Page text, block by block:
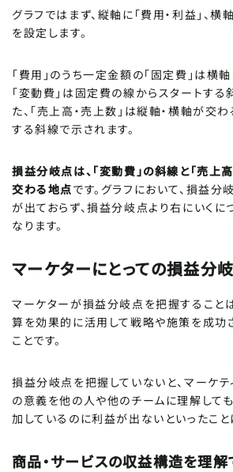
グラフではまず、縦軸に「費用・利益」、横
を設定します。
「費用」のうち一定金額の「固定費」は横
「変動費」は固定費の線からスタートする
た、「売上高・売上数」は縦軸・横軸が交
する斜線で示されます。
損益分岐点は、「変動費」の斜線と「売上
交わる地点です。グラフにおいて、損益
が出ておらず、損益分岐点より右にいくに
なります。
マーケターにとっての損益分
マーケターが損益分岐点を把握すること
算を効果的に活用して戦略や施策を成功
ことです。
損益分岐点を把握していないと、マーケ
の意義を他の人や他のチームに理解して
加しているのに利益が出ないといったこと
商品・サービスの収益構造を理解